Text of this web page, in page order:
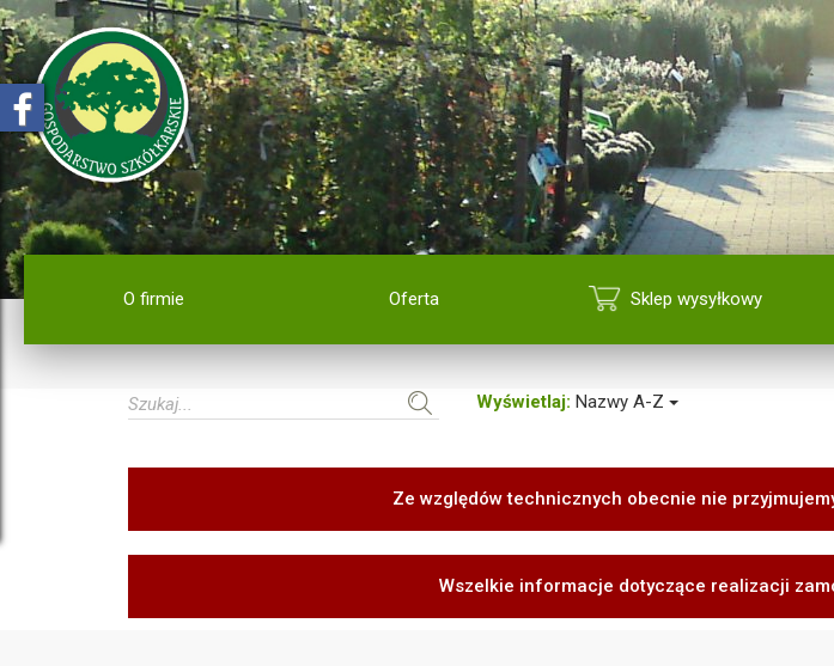
O firmie Oferta Sklep wysyłkowy
Wyświetlaj: Nazwy A-Z
Ze względów technicznych obecnie nie
Wszelkie informacje dotyczące realizacji